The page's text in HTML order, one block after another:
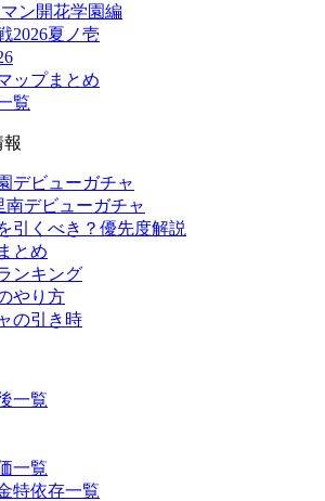
ン開花学園編
2026夏ノ壱
ップまとめ
覧
デビューガチャ
南デビューガチャ
引くべき？優先度解説
とめ
ンキング
やり方
の引き時
一覧
一覧
特依存一覧